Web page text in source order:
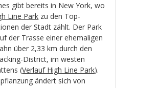
gibt bereits in New York, wo
Line Park zu den Top-
der Stadt zählt. Der Park
der Trasse einer ehemaligen
über 2,33 km durch den
District, im westen
(Verlauf High Line Park).
ändert sich von